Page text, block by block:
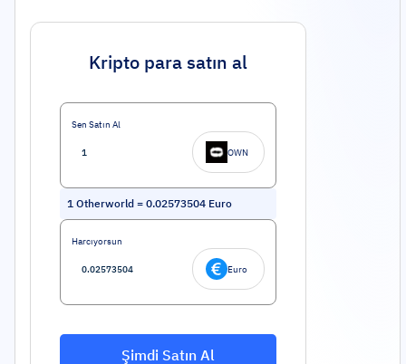
Kripto para satın al
Sen Satın Al
OWN
1 Otherworld = 0.02573504 Euro
Harcıyorsun
Euro
Şimdi Satın Al